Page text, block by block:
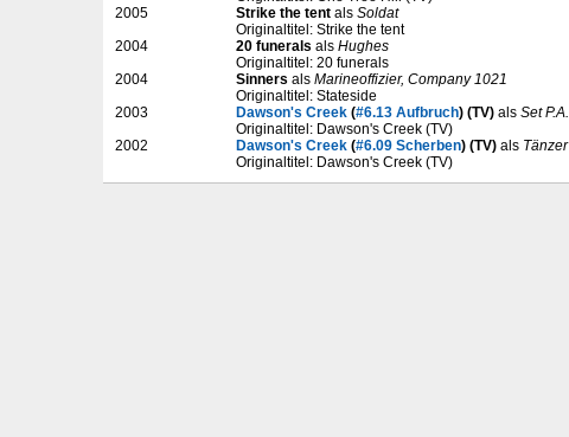
2005
Strike the tent als Soldat
Originaltitel: Strike the tent
2004
20 funerals als Hughes
Originaltitel: 20 funerals
2004
Sinners als Marineoffizier, Company 1021
Originaltitel: Stateside
2003
Dawson's Creek (#6.13 Aufbruch) (TV) als Set P.A.
Originaltitel: Dawson's Creek (TV)
2002
Dawson's Creek (#6.09 Scherben) (TV) als Tänzer
Originaltitel: Dawson's Creek (TV)